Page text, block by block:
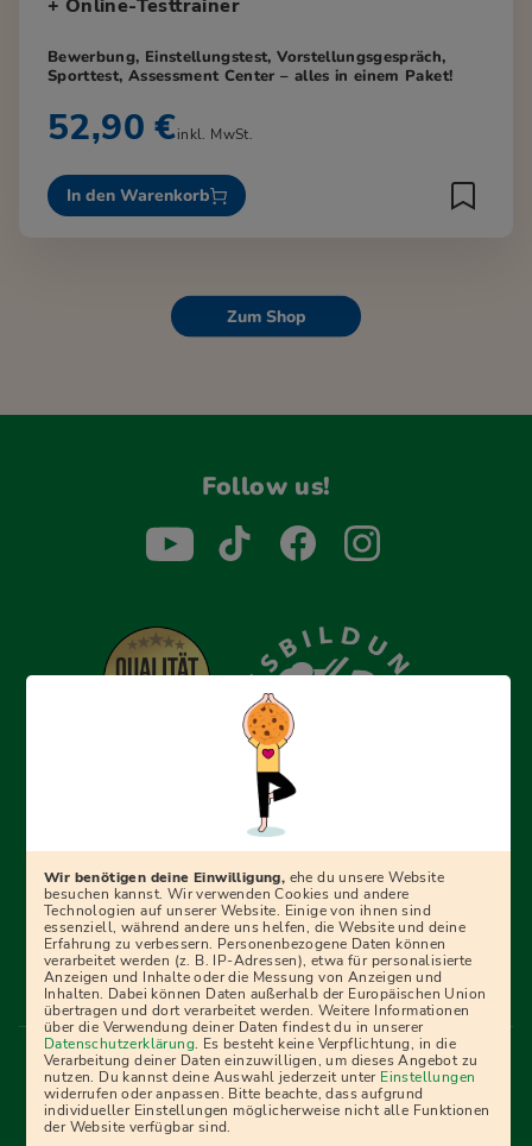
+ Online-Testtrainer
Bewerbung, Einstellungstest, Vorstellungsgespräch,
Sporttest, Assessment Center – alles in einem Paket!
52,90 €inkl. MwSt.
In den Warenkorb
Zum Shop
Follow us!
Erfolgreich bewerben mit Ausbildungspark: Wir
begleiten dich Schritt für Schritt bei deinem Start in den
Ratgebern und Prüfungspaketen, interaktiven
Videokursen und vielem mehr. Für alle, die was werden
wollen!
Menü Fußleiste
Impressum Bildquellen Presse
Mediadaten
Partner
AGB Datenschutz
Widerrufsbelehrung
Bestellung
Affiliate Partner Cookies
Wir benötigen deine Einwilligung, ehe du unsere Website
besuchen kannst. Wir verwenden Cookies und andere
Technologien auf unserer Website. Einige von ihnen sind
essenziell, während andere uns helfen, die Website und deine
Erfahrung zu verbessern. Personenbezogene Daten können
verarbeitet werden (z. B. IP-Adressen), etwa für personalisierte
Anzeigen und Inhalte oder die Messung von Anzeigen und
Inhalten. Dabei können Daten außerhalb der Europäischen Union
übertragen und dort verarbeitet werden. Weitere Informationen
über die Verwendung deiner Daten findest du in unserer
Datenschutzerklärung. Es besteht keine Verpflichtung, in die
Verarbeitung deiner Daten einzuwilligen, um dieses Angebot zu
nutzen. Du kannst deine Auswahl jederzeit unter Einstellungen
widerrufen oder anpassen. Bitte beachte, dass aufgrund
individueller Einstellungen möglicherweise nicht alle Funktionen
der Website verfügbar sind.